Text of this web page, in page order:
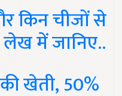
किन चीजों से
में जानिए..
खेती, 50%